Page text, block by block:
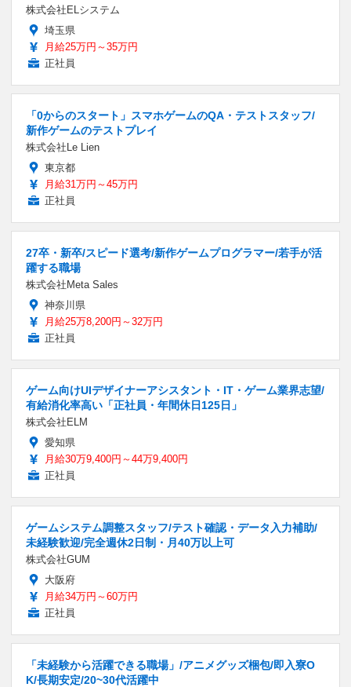
株式会社ELシステム
埼玉県
月給25万円～35万円
正社員
「0からのスタート」スマホゲームのQA・テストスタッフ/
新作ゲームのテストプレイ
株式会社Le Lien
東京都
月給31万円～45万円
正社員
27卒・新卒/スピード選考/新作ゲームプログラマー/若手が活
躍する職場
株式会社Meta Sales
神奈川県
月給25万8,200円～32万円
正社員
ゲーム向けUIデザイナーアシスタント・IT・ゲーム業界志望/
有給消化率高い「正社員・年間休日125日」
株式会社ELM
愛知県
月給30万9,400円～44万9,400円
正社員
ゲームシステム調整スタッフ/テスト確認・データ入力補助/
未経験歓迎/完全週休2日制・月40万以上可
株式会社GUM
大阪府
月給34万円～60万円
正社員
「未経験から活躍できる職場」/アニメグッズ梱包/即入寮O
K/長期安定/20~30代活躍中